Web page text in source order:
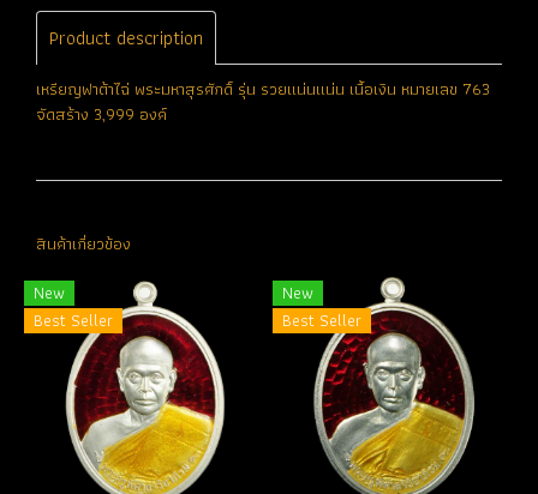
Product description
เหรียญฟาต้าไฉ่ พระมหาสุรศักดิ์ รุ่น รวยแน่นแน่น เนื้อเงิน หมายเลข 763
จัดสร้าง 3,999 องค์
สินค้าเกี่ยวข้อง
New
Best Seller
New
Best Seller